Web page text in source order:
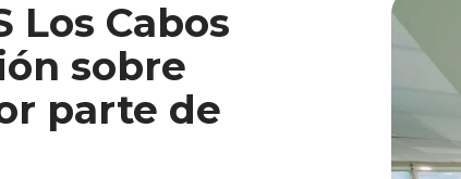
Los Cabos
sobre
parte de